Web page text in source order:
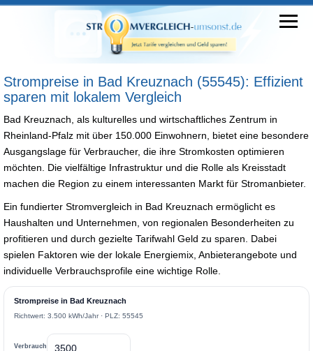
Strompreise in Bad Kreuznach (55545): Effizient
sparen mit lokalem Vergleich
Bad Kreuznach, als kulturelles und wirtschaftliches Zentrum in
Rheinland-Pfalz mit über 150.000 Einwohnern, bietet eine besondere
Ausgangslage für Verbraucher, die ihre Stromkosten optimieren
möchten. Die vielfältige Infrastruktur und die Rolle als Kreisstadt
machen die Region zu einem interessanten Markt für Stromanbieter.
Ein fundierter Stromvergleich in Bad Kreuznach ermöglicht es
Haushalten und Unternehmen, von regionalen Besonderheiten zu
profitieren und durch gezielte Tarifwahl Geld zu sparen. Dabei
spielen Faktoren wie der lokale Energiemix, Anbieterangebote und
individuelle Verbrauchsprofile eine wichtige Rolle.
Strompreise in Bad Kreuznach
Richtwert: 3.500 kWh/Jahr · PLZ: 55545
Verbrauch